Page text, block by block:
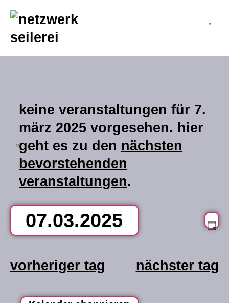
springen
hinweis
keine veranstaltungen für 7.
märz 2025 vorgesehen. hier
geht es zu den nächsten
bevorstehenden
veranstaltungen.
07.03.2025
datum
wählen.
vorheriger tag nächster tag